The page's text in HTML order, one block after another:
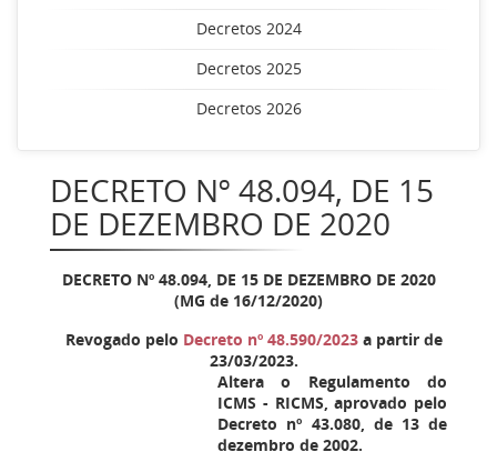
Decretos 2024
Decretos 2025
Decretos 2026
DECRETO Nº 48.094, DE 15
DE DEZEMBRO DE 2020
DECRETO Nº 48.094, DE 15 DE DEZEMBRO DE 2020
(MG de 16/12/2020)
Revogado pelo Decreto nº 48.590/2023a partir de
23/03/2023.
Altera o Regulamento do
ICMS - RICMS, aprovado pelo
Decreto nº 43.080, de 13 de
dezembro de 2002.